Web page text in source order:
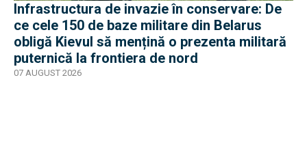
Infrastructura de invazie în conservare: De
ce cele 150 de baze militare din Belarus
obligă Kievul să mențină o prezenta militară
puternică la frontiera de nord
07 AUGUST 2026